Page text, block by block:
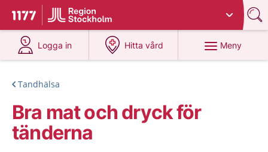
Till startsidan för 1177
Du har valt region
Logga in
på 1177.se
Hitta vård
på 1177.se
Meny
Tandhälsa
Bra mat och dryck för
tänderna